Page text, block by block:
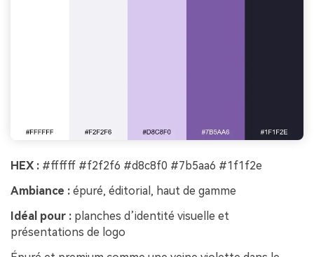
HEX : #ffffff #f2f2f6 #d8c8f0 #7b5aa6 #1f1f2e
Ambiance : épuré, éditorial, haut de gamme
Idéal pour : planches d’identité visuelle et
présentations de logo